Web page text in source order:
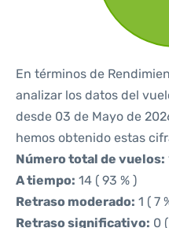
En términos de
analizar los datos del
desde 03 de Mayo de
hemos obtenido estas
Número total de vuelos:
A tiempo: 14 ( 93 % )
Retraso moderado: 1 ( 7
Retraso significativo: 0